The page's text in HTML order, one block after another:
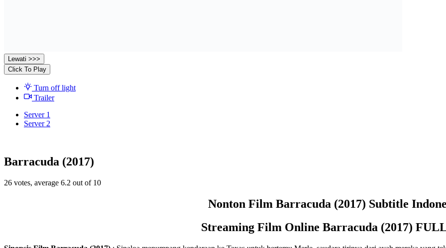
Lewati >>>
Click To Play
Turn off light
Trailer
Server 1
Server 2
Barracuda (2017)
26 votes, average 6.2 out of 10
Nonton Film Barracuda (2017) Subtitle
Streaming Film Online Barracuda (2017)